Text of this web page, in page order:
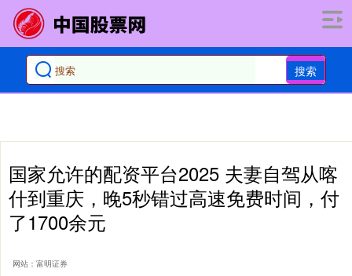
搜索
国家允许的配资平台2025 夫妻自驾从喀
什到重庆，晚5秒错过高速免费时间，付
了1700余元
网站：富明证券